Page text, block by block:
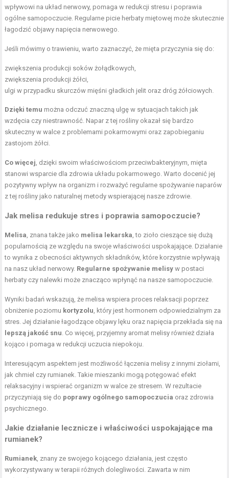
wpływowi na układ nerwowy, pomaga w redukcji stresu i poprawia
ogólne samopoczucie. Regularne picie herbaty miętowej może skutecznie
łagodzić objawy napięcia nerwowego.
Jeśli mówimy o trawieniu, warto zaznaczyć, że mięta przyczynia się do:
zwiększenia produkcji soków żołądkowych,
zwiększenia produkcji żółci,
ulgi w przypadku skurczów mięśni gładkich jelit oraz dróg żółciowych.
Dzięki temu można odczuć znaczną ulgę w sytuacjach takich jak
wzdęcia czy niestrawność. Napar z tej rośliny okazał się bardzo
skuteczny w walce z problemami pokarmowymi oraz zapobieganiu
zastojom żółci.
Co więcej , dzięki swoim właściwościom przeciwbakteryjnym, mięta
stanowi wsparcie dla zdrowia układu pokarmowego. Warto docenić jej
pozytywny wpływ na organizm i rozważyć regularne spożywanie naparów
z tej rośliny jako naturalnej metody wspierającej nasze zdrowie.
Jak melisa redukuje stres i poprawia samopoczucie?
Melisa , znana także jako melisa lekarska , to zioło cieszące się dużą
popularnością ze względu na swoje właściwości uspokajające. Działanie
to wynika z obecności aktywnych składników, które korzystnie wpływają
na nasz układ nerwowy. Regularne spożywanie melisy w postaci
herbaty czy nalewki może znacząco wpłynąć na nasze samopoczucie.
Wyniki badań wskazują, że melisa wspiera proces relaksacji poprzez
obniżenie poziomu kortyzolu , który jest hormonem odpowiedzialnym za
stres. Jej działanie łagodzące objawy lęku oraz napięcia przekłada się na
lepszą jakość snu . Co więcej, przyjemny aromat melisy również działa
kojąco i pomaga w redukcji uczucia niepokoju.
Interesującym aspektem jest możliwość łączenia melisy z innymi ziołami,
jak chmiel czy rumianek. Takie mieszanki mogą potęgować efekt
relaksacyjny i wspierać organizm w walce ze stresem. W rezultacie
przyczyniają się do poprawy ogólnego samopoczucia oraz zdrowia
psychicznego.
Jakie działanie lecznicze i właściwości uspokajające ma
rumianek?
Rumianek , znany ze swojego kojącego działania, jest często
wykorzystywany w terapii różnych dolegliwości. Zawarta w nim